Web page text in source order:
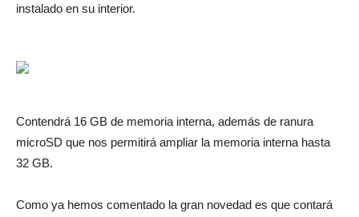
instalado en su interior.
Contendrá 16 GB de memoria interna, además de ranura
microSD que nos permitirá ampliar la memoria interna hasta
32 GB.
Como ya hemos comentado la gran novedad es que contará